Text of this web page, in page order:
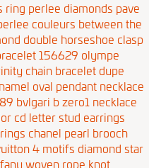
ring perlee diamonds pave
couleurs between the
double horseshoe clasp
156629 olympe
chain bracelet dupe
oval pendant necklace
bvlgari b zero1 necklace
cd letter stud earrings
chanel pearl brooch
4 motifs diamond star
woven rope knot